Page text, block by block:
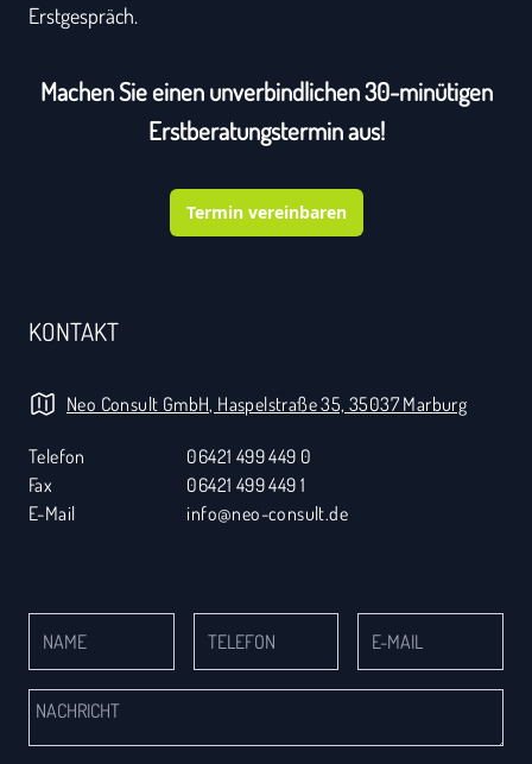
Erstgespräch.
Machen Sie einen unverbindlichen 30-minütigen
Erstberatungstermin aus!
Termin vereinbaren
KONTAKT
Neo Consult GmbH, Haspelstraße 35, 35037 Marburg
Telefon
06421 499 449 0
Fax
06421 499 449 1
E-Mail
info@neo-consult.de